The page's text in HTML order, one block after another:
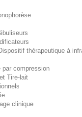
thérapeutique à
par compression
Tire-lait
clinique